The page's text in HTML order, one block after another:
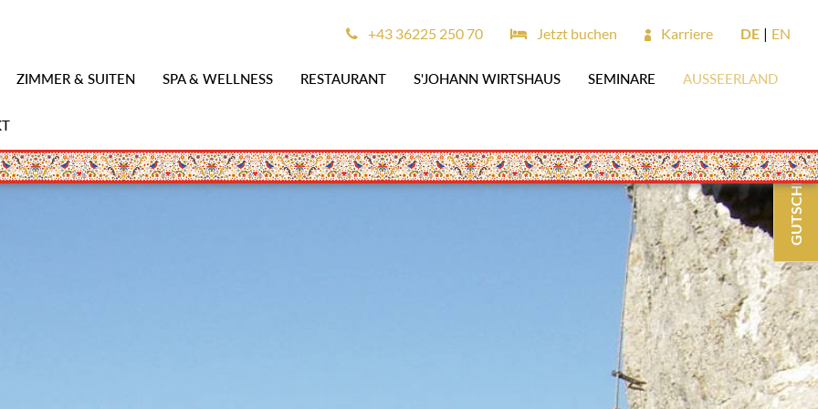
ZIMMER & SUITEN SPA & WELLNESS RESTAURANT S'JOHANN WIRTSHAUS SEMINARE AUSSEERLAND
+43 36225 250 70 Jetzt buchen Karriere DE EN
GUTSCHEINE